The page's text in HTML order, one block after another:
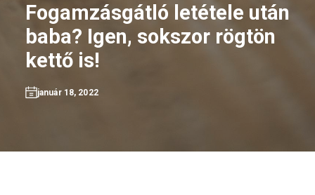
minket!
Fogamzásgátló letétele után
baba? Igen, sokszor rögtön
kettő is!
január 18, 2022